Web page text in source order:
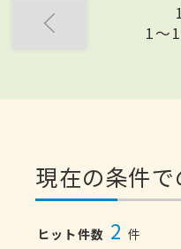
1〜
現在の条件
ヒット件数 2 件